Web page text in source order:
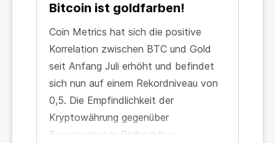
Bitcoin ist goldfarben!
Coin Metrics hat sich die positive
Korrelation zwischen BTC und Gold
seit Anfang Juli erhöht und befindet
sich nun auf einem Rekordniveau von
0,5. Die Empfindlichkeit der
Kryptowährung gegenüber
Bewegungen in Risikoaktiva